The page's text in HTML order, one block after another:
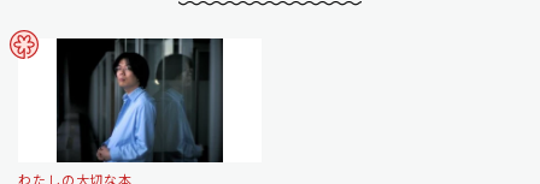
わたしの大切な本